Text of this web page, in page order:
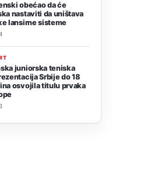
obećao da će
nastaviti da uništava
lansirne sisteme
juniorska teniska
Srbije do 18
osvojila titulu prvaka